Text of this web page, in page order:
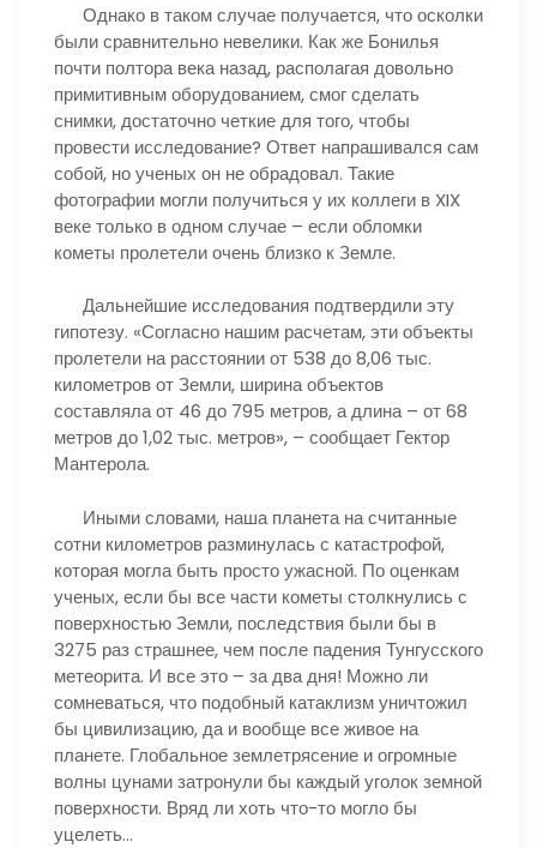
Однако в таком случае получается, что осколки
были сравнительно невелики. Как же Бонилья
почти полтора века назад, располагая довольно
примитивным оборудованием, смог сделать
снимки, достаточно четкие для того, чтобы
провести исследование? Ответ напрашивался сам
собой, но ученых он не обрадовал. Такие
фотографии могли получиться у их коллеги в XIX
веке только в одном случае – если обломки
кометы пролетели очень близко к Земле.
Дальнейшие исследования подтвердили эту
гипотезу. «Согласно нашим расчетам, эти объекты
пролетели на расстоянии от 538 до 8,06 тыс.
километров от Земли, ширина объектов
составляла от 46 до 795 метров, а длина – от 68
метров до 1,02 тыс. метров», – сообщает Гектор
Мантерола.
Иными словами, наша планета на считанные
сотни километров разминулась с катастрофой,
которая могла быть просто ужасной. По оценкам
ученых, если бы все части кометы столкнулись с
поверхностью Земли, последствия были бы в
3275 раз страшнее, чем после падения Тунгусского
метеорита. И все это – за два дня! Можно ли
сомневаться, что подобный катаклизм уничтожил
бы цивилизацию, да и вообще все живое на
планете. Глобальное землетрясение и огромные
волны цунами затронули бы каждый уголок земной
поверхности. Вряд ли хоть что-то могло бы
уцелеть…